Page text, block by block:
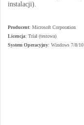
instalacji).
Producent: Microsoft Corporation
Licencja: Trial (testowa)
System Operacyjny: Windows 7/8/10